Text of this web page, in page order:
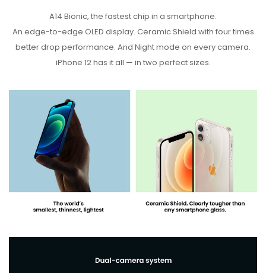
A14 Bionic, the fastest chip in a smartphone.
An edge-to-edge OLED display. Ceramic Shield with four times
better drop performance. And Night mode on every camera.
iPhone 12 has it all — in two perfect sizes.